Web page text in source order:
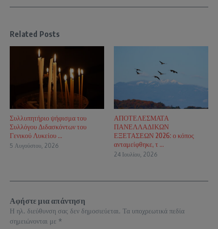
Related Posts
Συλλυπητήριο ψήφισμα του
Συλλόγου Διδασκόντων του
Γενικού Λυκείου ...
5 Αυγούστου, 2026
ΑΠΟΤΕΛΕΣΜΑΤΑ
ΠΑΝΕΛΛΑΔΙΚΩΝ
ΕΞΕΤΑΣΕΩΝ 2026: ο κόπος
ανταμείφθηκε, τ ...
24 Ιουλίου, 2026
Αφήστε μια απάντηση
Η ηλ. διεύθυνση σας δεν δημοσιεύεται. Τα υποχρεωτικά πεδία
σημειώνονται με *